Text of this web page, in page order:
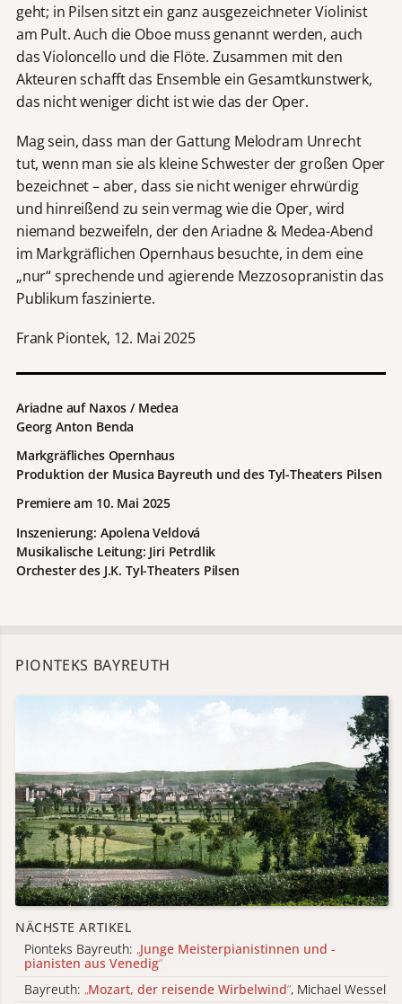
geht; in Pilsen sitzt ein ganz ausgezeichneter Violinist
am Pult. Auch die Oboe muss genannt werden, auch
das Violoncello und die Flöte. Zusammen mit den
Akteuren schafft das Ensemble ein Gesamtkunstwerk,
das nicht weniger dicht ist wie das der Oper.
Mag sein, dass man der Gattung Melodram Unrecht
tut, wenn man sie als kleine Schwester der großen Oper
bezeichnet – aber, dass sie nicht weniger ehrwürdig
und hinreißend zu sein vermag wie die Oper, wird
niemand bezweifeln, der den Ariadne & Medea-Abend
im Markgräflichen Opernhaus besuchte, in dem eine
„nur“ sprechende und agierende Mezzosopranistin das
Publikum faszinierte.
Frank Piontek, 12. Mai 2025
Ariadne auf Naxos / Medea
Georg Anton Benda
Markgräfliches Opernhaus
Produktion der Musica Bayreuth und des Tyl-Theaters Pilsen
Premiere am 10. Mai 2025
Inszenierung: Apolena Veldová
Musikalische Leitung: Jiri Petrdlik
Orchester des J.K. Tyl-Theaters Pilsen
PIONTEKS BAYREUTH
NÄCHSTE ARTIKEL
Pionteks Bayreuth: „Junge Meisterpianistinnen und -
pianisten aus Venedig“
Bayreuth: „Mozart, der reisende Wirbelwind“, Michael Wessel